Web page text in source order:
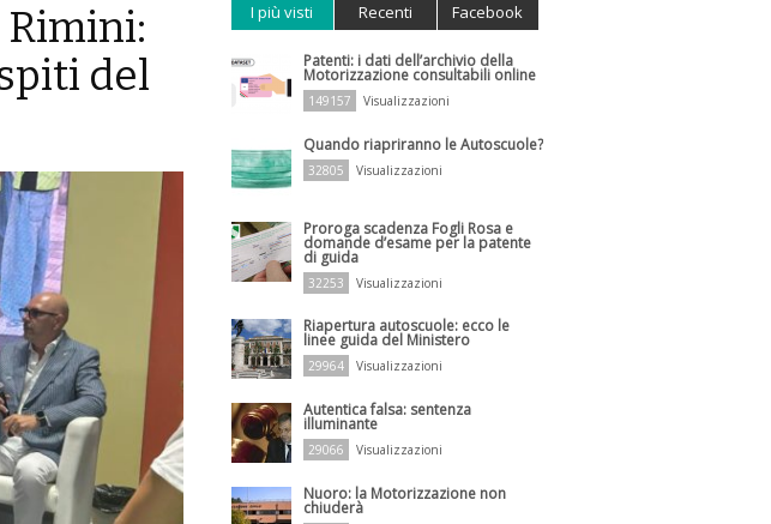
Rimini:
del
I più visti Recenti Facebook
Patenti: i dati dell’archivio della
Motorizzazione consultabili online
149157 Visualizzazioni
Quando riapriranno le Autoscuole?
32805 Visualizzazioni
Proroga scadenza Fogli Rosa e
domande d’esame per la patente
di guida
32253 Visualizzazioni
Riapertura autoscuole: ecco le
linee guida del Ministero
29964 Visualizzazioni
Autentica falsa: sentenza
illuminante
29066 Visualizzazioni
Nuoro: la Motorizzazione non
chiuderà